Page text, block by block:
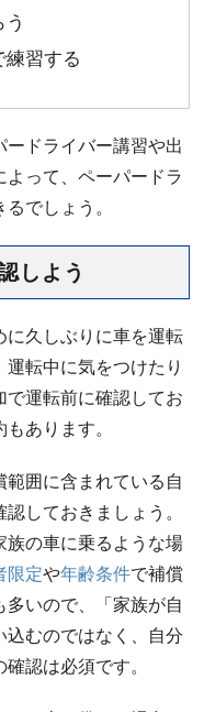
練習する
ドライバー講習や出
って、ペーパードラ
でしょう。
しよう
に久しぶりに車を運転
転中に気をつけたり
で運転前に確認してお
あります。
囲に含まれている自
しておきましょう。
族の車に乗るような場
限定や年齢条件で補償
多いので、「家族が自
込むのではなく、自分
認は必須です。